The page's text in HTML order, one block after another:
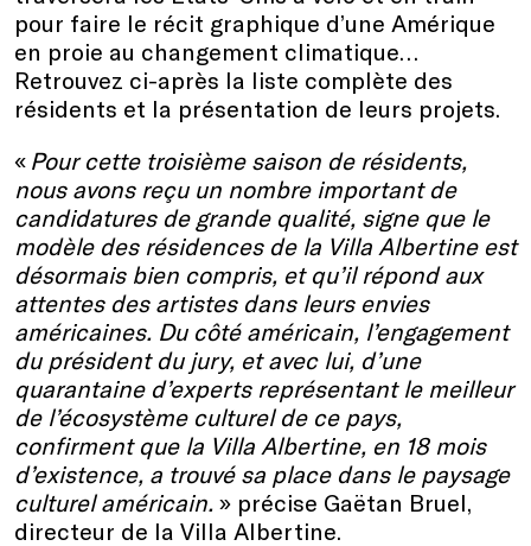
pour faire le récit graphique d’une Amérique
en proie au changement climatique…
Retrouvez ci-après la liste complète des
résidents et la présentation de leurs projets.
« Pour cette troisième saison de résidents,
nous avons reçu un nombre important de
candidatures de grande qualité, signe que le
modèle des résidences de la Villa Albertine est
désormais bien compris, et qu’il répond aux
attentes des artistes dans leurs envies
américaines. Du côté américain, l’engagement
du président du jury, et avec lui, d’une
quarantaine d’experts représentant le meilleur
de l’écosystème culturel de ce pays,
confirment que la Villa Albertine, en 18 mois
d’existence, a trouvé sa place dans le paysage
culturel américain. » précise Gaëtan Bruel,
directeur de la Villa Albertine.